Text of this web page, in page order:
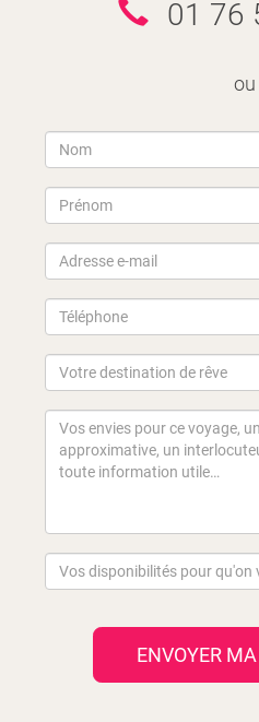
01 76
ou
ENVOYER